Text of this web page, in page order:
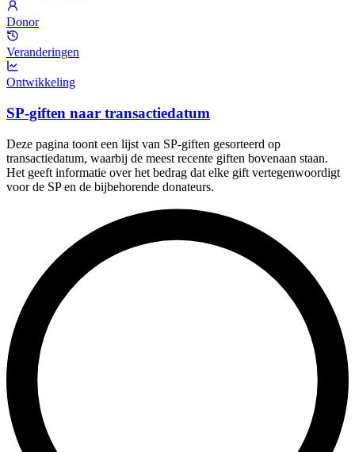
Donor
Veranderingen
Ontwikkeling
SP-giften naar transactiedatum
Deze pagina toont een lijst van SP-giften gesorteerd op
transactiedatum, waarbij de meest recente giften bovenaan staan.
Het geeft informatie over het bedrag dat elke gift vertegenwoordigt
voor de SP en de bijbehorende donateurs.